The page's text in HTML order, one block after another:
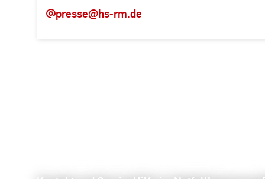
presse@hs-rm.de